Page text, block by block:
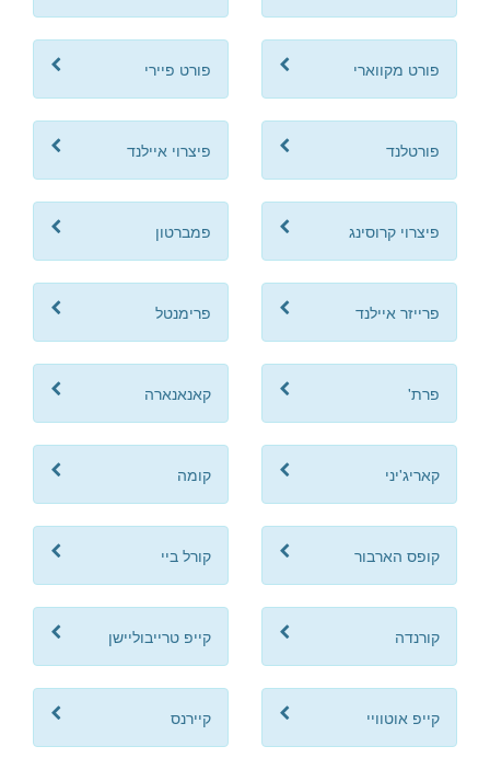
פורט מקווארי פורט פיירי
פורטלנד פיצרוי איילנד
פיצרוי קרוסינג פמברטון
פרייזר איילנד פרימנטל
פרת' קאנאנארה
קאריג'יני קומה
קופס הארבור קורל ביי
קורנדה קייפ טרייבוליישן
קייפ אוטוויי קיירנס